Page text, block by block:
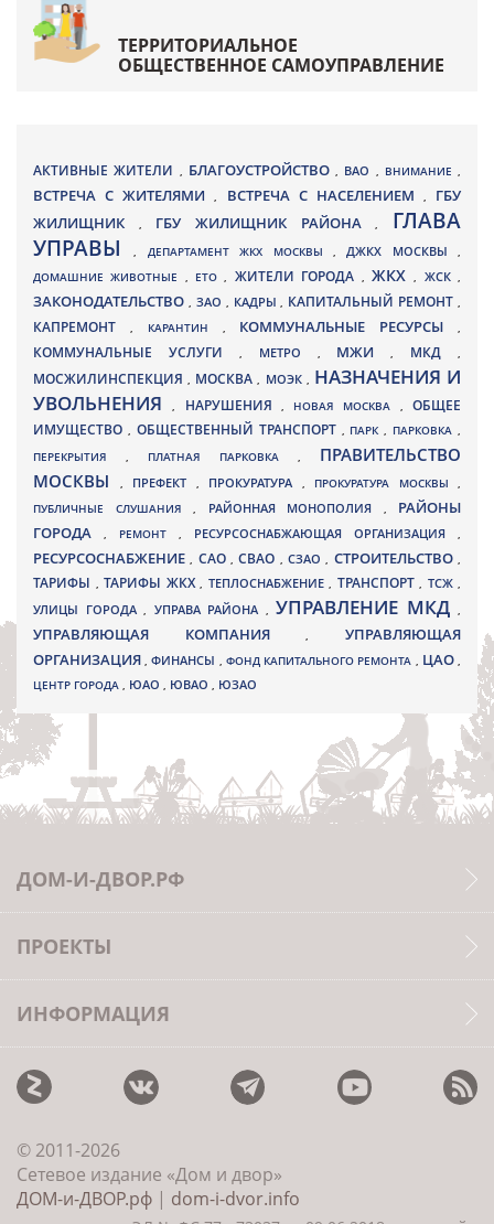
ТЕРРИТОРИАЛЬНОЕ
ОБЩЕСТВЕННОЕ САМОУПРАВЛЕНИЕ
АКТИВНЫЕ ЖИТЕЛИ , БЛАГОУСТРОЙСТВО , ВАО , ВНИМАНИЕ ,
ВСТРЕЧА С ЖИТЕЛЯМИ, ВСТРЕЧА С НАСЕЛЕНИЕМ , ГБУ
ЖИЛИЩНИК
, ГБУ ЖИЛИЩНИК РАЙОНА, ГЛАВА
УПРАВЫ, ДЕПАРТАМЕНТ ЖКХ МОСКВЫ ,ДЖКХ МОСКВЫ ,
ДОМАШНИЕ ЖИВОТНЫЕ , ЕТО, ЖИТЕЛИ ГОРОДА , ЖКХ, ЖСК,
ЗАКОНОДАТЕЛЬСТВО , ЗАО , КАДРЫ, КАПИТАЛЬНЫЙ РЕМОНТ ,
КАПРЕМОНТ , КАРАНТИН , КОММУНАЛЬНЫЕ РЕСУРСЫ,
КОММУНАЛЬНЫЕ УСЛУГИ , МЕТРО , МЖИ, МКД ,
МОСЖИЛИНСПЕКЦИЯ, МОСКВА , МОЭК , НАЗНАЧЕНИЯ И
УВОЛЬНЕНИЯ, НАРУШЕНИЯ , НОВАЯ МОСКВА ,ОБЩЕЕ
ИМУЩЕСТВО , ОБЩЕСТВЕННЫЙ ТРАНСПОРТ , ПАРК, ПАРКОВКА ,
ПЕРЕКРЫТИЯ , ПЛАТНАЯ ПАРКОВКА , ПРАВИТЕЛЬСТВО
МОСКВЫ
, ПРЕФЕКТ , ПРОКУРАТУРА , ПРОКУРАТУРА МОСКВЫ ,
ПУБЛИЧНЫЕ СЛУШАНИЯ , РАЙОННАЯ МОНОПОЛИЯ , РАЙОНЫ
ГОРОДА
, РЕМОНТ , РЕСУРСОСНАБЖАЮЩАЯ ОРГАНИЗАЦИЯ ,
РЕСУРСОСНАБЖЕНИЕ, САО,СВАО ,СЗАО, СТРОИТЕЛЬСТВО,
ТАРИФЫ , ТАРИФЫ ЖКХ , ТЕПЛОСНАБЖЕНИЕ , ТРАНСПОРТ , ТСЖ ,
УЛИЦЫ ГОРОДА , УПРАВА РАЙОНА , УПРАВЛЕНИЕ МКД ,
УПРАВЛЯЮЩАЯ КОМПАНИЯ,УПРАВЛЯЮЩАЯ
ОРГАНИЗАЦИЯ,ФИНАНСЫ , ФОНД КАПИТАЛЬНОГО РЕМОНТА , ЦАО,
ЦЕНТР ГОРОДА , ЮАО , ЮВАО , ЮЗАО
ДОМ-И-ДВОР.РФ
ПРОЕКТЫ
ИНФОРМАЦИЯ
© 2011-2026
Сетевое издание «Дом и двор»
ДОМ-и-ДВОР.рф | dom-i-dvor.info